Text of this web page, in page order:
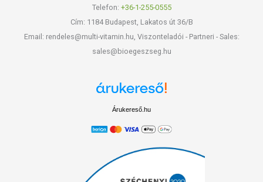
Telefon: +36-1-255-0555
Cím: 1184 Budapest, Lakatos út 36/B
Email: rendeles@multi-vitamin.hu, Viszonteladói - Partneri - Sales:
sales@bioegeszseg.hu
Árukereső.hu